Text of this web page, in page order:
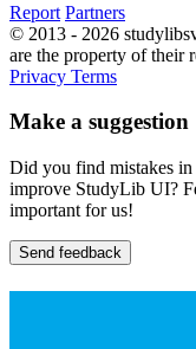
Report Partners
© 2013 - 2026
are the property of their
Privacy Terms
Make a suggestion
Did you find mistakes
improve StudyLib UI?
important for us!
Send feedback